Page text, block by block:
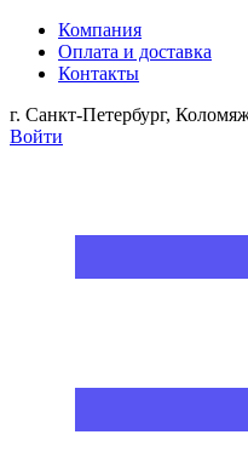
Компания
Оплата и доставка
Контакты
г. Санкт-Петербург,
Войти